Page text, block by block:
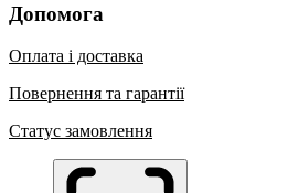
Допомога
Оплата і доставка
Повернення та гарантії
Статус замовлення